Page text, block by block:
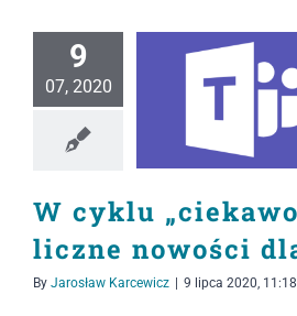
9
07, 2020
W cyklu
liczne nowości
By Jarosław Karcewicz | 9 lipca 2020, 11:18